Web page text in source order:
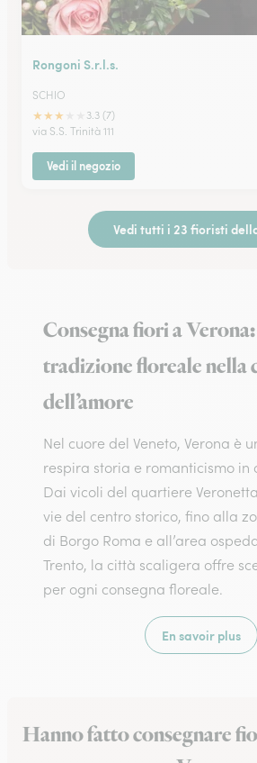
Rongoni S.r.l.s.
SCHIO
★★★
3.3 (7)
via S.S. Trinità 111
Vedi il negozio
Vedi tutti i 23 fioristi
Consegna fiori a
tradizione floreale nella
dell’amore
Nel cuore del Veneto, Verona è
respira storia e romanticismo in
Dai vicoli del quartiere
vie del centro storico, fino alla
di Borgo Roma e all’area
Trento, la città scaligera offre
per ogni consegna floreale.
En savoir plus
Hanno fatto consegnare